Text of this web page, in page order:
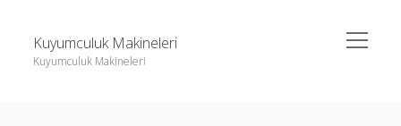
Kuyumculuk Makineleri
Kuyumculuk Makineleri
menüyü
aç